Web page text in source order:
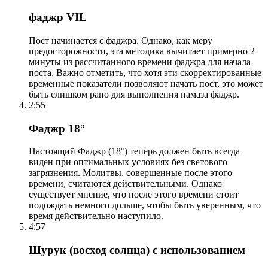
фаджр VIL
Пост начинается с фаджра. Однако, как меру
предосторожности, эта методика вычитает примерно 2
минуты из рассчитанного времени фаджра для начала
поста. Важно отметить, что хотя эти скорректированные
временные показатели позволяют начать пост, это может
быть слишком рано для выполнения намаза фаджр.
2:55
Фаджр 18°
Настоящий Фаджр (18°) теперь должен быть всегда
виден при оптимальных условиях без светового
загрязнения. Молитвы, совершенные после этого
времени, считаются действительными. Однако
существует мнение, что после этого времени стоит
подождать немного дольше, чтобы быть уверенным, что
время действительно наступило.
4:57
Шурук (восход солнца) с использованием